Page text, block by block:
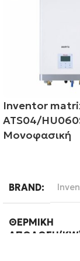
Inventor
ATS04/
Μονοφασική
BRAND
ΘΕΡΜΙΚΉ